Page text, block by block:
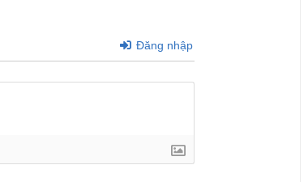
Đăng nhập